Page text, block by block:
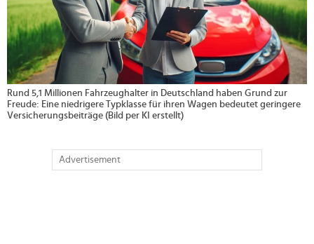
Rund 5,1 Millionen Fahrzeughalter in Deutschland haben Grund zur
Freude: Eine niedrigere Typklasse für ihren Wagen bedeutet geringere
Versicherungsbeiträge (Bild per KI erstellt)
Advertisement